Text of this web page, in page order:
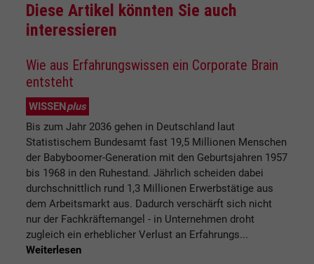
Diese Artikel könnten Sie auch
interessieren
Wie aus Erfahrungswissen ein Corporate Brain
entsteht
WISSENplus
Bis zum Jahr 2036 gehen in Deutschland laut
Statistischem Bundesamt fast 19,5 Millionen Menschen
der Babyboomer-Generation mit den Geburtsjahren 1957
bis 1968 in den Ruhestand. Jährlich scheiden dabei
durchschnittlich rund 1,3 Millionen Erwerbstätige aus
dem Arbeitsmarkt aus. Dadurch verschärft sich nicht
nur der Fachkräftemangel - in Unternehmen droht
zugleich ein erheblicher Verlust an Erfahrungs...
Weiterlesen